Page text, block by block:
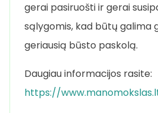
gerai pasiruošti ir gerai
sąlygomis, kad būtų galima
geriausią būsto paskolą.
Daugiau informacijos rasite:
https://